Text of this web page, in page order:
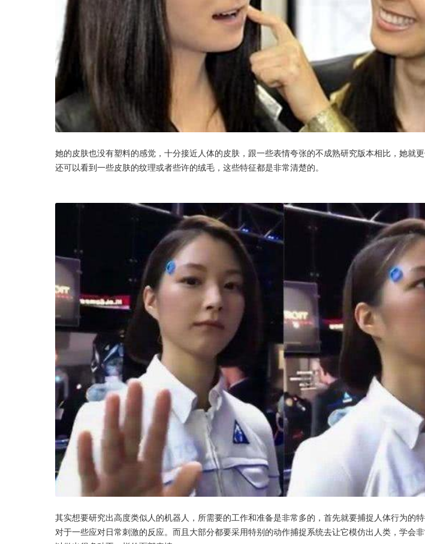
她的皮肤也没有塑料的感觉，十分接近人体的皮肤，跟一些表情夸张的不成熟研究版本相比，她就
还可以看到一些皮肤的纹理或者些许的绒毛，这些特征都是非常清楚的。
其实想要研究出高度类似人的机器人，所需要的工作和准备是非常多的，首先就要捕捉人体行为的
对于一些应对日常刺激的反应。而且大部分都要采用特别的动作捕捉系统去让它模仿出人类，学会